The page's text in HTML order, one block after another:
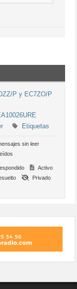
P y EC7ZO/P
Etiquetas
sin leer
Activo
Privado